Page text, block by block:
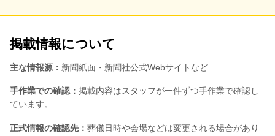
掲載情報について
主な情報源： 新聞紙面・新聞社公式Webサイトなど
手作業での確認： 掲載内容はスタッフが一件ずつ手作業で確認し
ています。
正式情報の確認先： 葬儀日時や会場などは変更される場合があり